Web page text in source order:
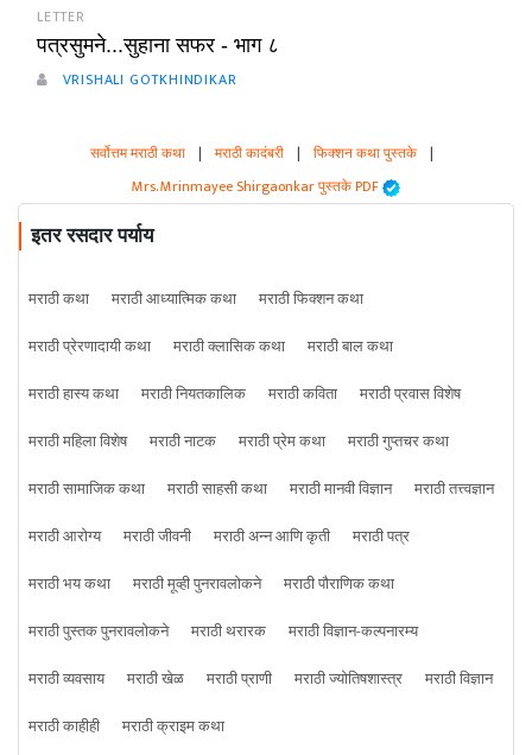
LETTER
पत्रसुमने...सुहाना सफर - भाग ८
VRISHALI GOTKHINDIKAR
सर्वोत्तम मराठी कथा | मराठी कादंबरी | फिक्शन कथा पुस्तके |
Mrs. Mrinmayee Shirgaonkar पुस्तके PDF
इतर रसदार पर्याय
मराठी कथा मराठी आध्यात्मिक कथा
मराठी फिक्शन कथा
मराठी प्रेरणादायी कथा
मराठी क्लासिक कथा
मराठी बाल कथा
मराठी हास्य कथा
मराठी नियतकालिक मराठी कविता
मराठी प्रवास विशेष
मराठी महिला विशेष
मराठी नाटक मराठी प्रेम कथा
मराठी गुप्तचर कथा
मराठी सामाजिक कथा
मराठी साहसी कथा मराठी मानवी विज्ञान
मराठी तत्त्वज्ञान
मराठी आरोग्य
मराठी जीवनी मराठी अन्न आणि कृती
मराठी पत्र
मराठी भय कथा
मराठी मूव्ही पुनरावलोकने
मराठी पौराणिक कथा
मराठी पुस्तक पुनरावलोकने
मराठी थरारक
मराठी विज्ञान-कल्पनारम्य
मराठी व्यवसाय
मराठी खेळ मराठी प्राणी मराठी ज्योतिषशास्त्र
मराठी विज्ञान
मराठी काहीही
मराठी क्राइम कथा